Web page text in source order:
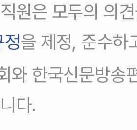
원은 모두의 의
을 제정, 준수하
와 한국신문방송
다.